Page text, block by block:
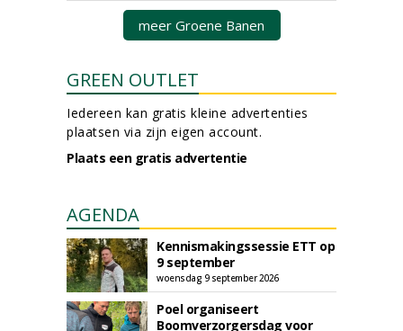
meer Groene Banen
GREEN OUTLET
Iedereen kan gratis kleine advertenties
plaatsen via zijn eigen account.
Plaats een gratis advertentie
AGENDA
Kennismakingssessie ETT op
9 september
woensdag 9 september 2026
Poel organiseert
Boomverzorgersdag voor